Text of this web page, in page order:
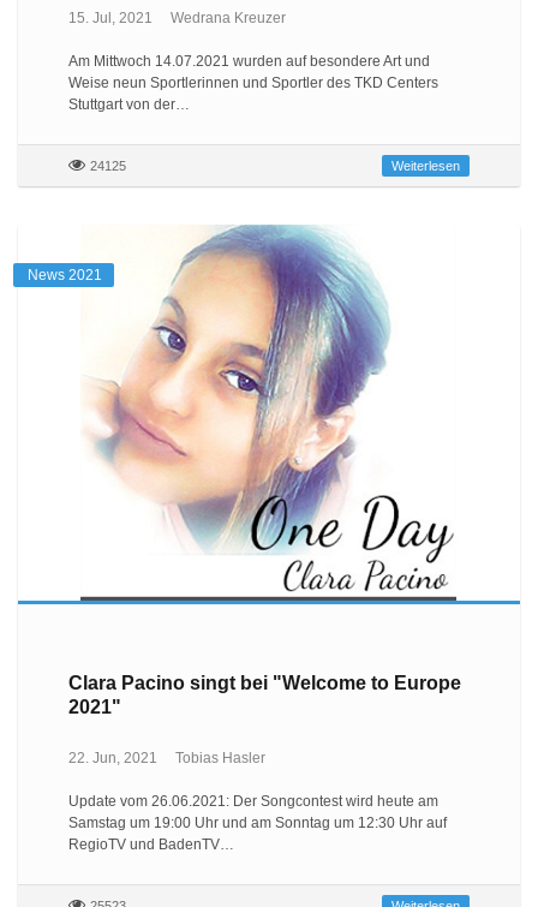
15. Jul, 2021 Wedrana Kreuzer
Am Mittwoch 14.07.2021 wurden auf besondere Art und
Weise neun Sportlerinnen und Sportler des TKD Centers
Stuttgart von der…
24125 Weiterlesen
News 2021
Clara Pacino singt bei "Welcome to Europe
2021"
22. Jun, 2021 Tobias Hasler
Update vom 26.06.2021: Der Songcontest wird heute am
Samstag um 19:00 Uhr und am Sonntag um 12:30 Uhr auf
RegioTV und BadenTV…